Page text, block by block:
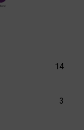
14
3